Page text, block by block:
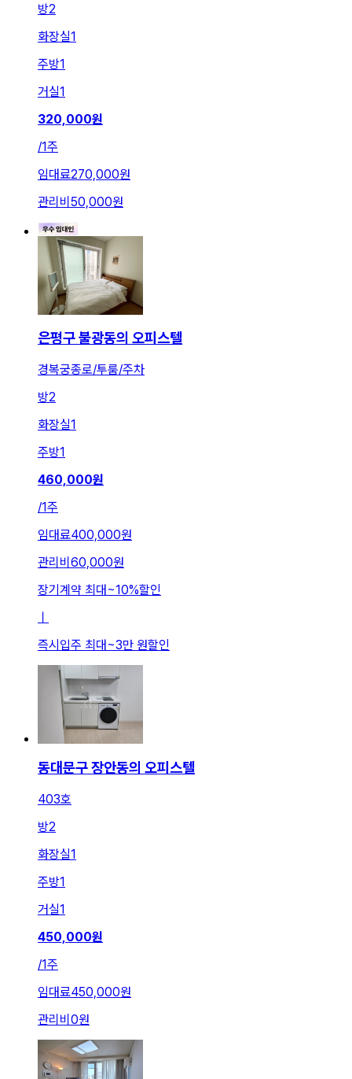
방2
화장실1
주방1
거실1
320,000원
/1주
임대료270,000원
관리비 50,000원
은평구 불광동의 오피스텔
경복궁종로/투룸/주차
방2
화장실1
주방1
460,000원
/1주
임대료400,000원
관리비 60,000원
장기계약 최대~10%할인
ㅣ
즉시입주 최대~3만 원할인
동대문구 장안동의 오피스텔
403호
방2
화장실1
주방1
거실1
450,000원
/1주
임대료450,000원
관리비 0원